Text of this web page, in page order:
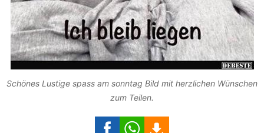
Schönes Lustige spass am sonntag Bild mit herzlichen Wünschen
zum Teilen.